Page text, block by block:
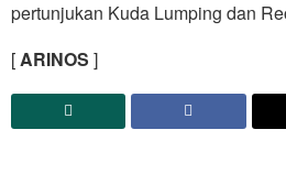
pertunjukan Kuda Lumping dan
[ARINOS ]